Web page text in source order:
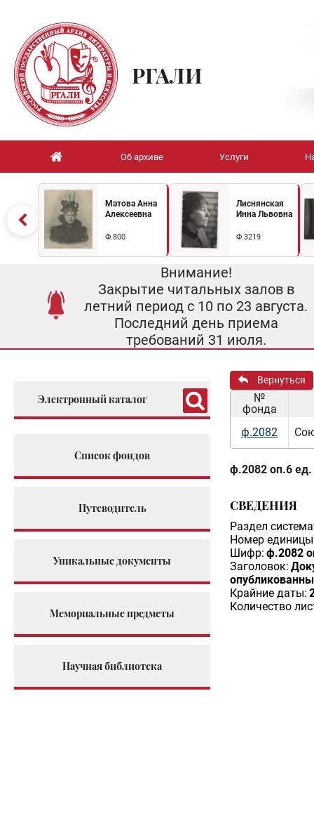
РГАЛИ
Об архиве Услуги
Матова Анна
Алексеевна
Ф.800
Лиснянская
Инна Львовна
Ф.3219
Внимание!
Закрытие читальных залов в
летний период с 10 по 23 августа.
Последний день приема
требований 31 июля.
Электронный каталог
Список фондов
Путеводитель
Уникальные документы
Мемориальные предметы
Научная библиотека
Вернуться
№
фонда
ф.2082
ф.2082 оп.6 ед.
СВЕДЕНИЯ
Раздел
Номер единицы
Шифр: ф.2082
Заголовок:
Крайние даты:
Количество